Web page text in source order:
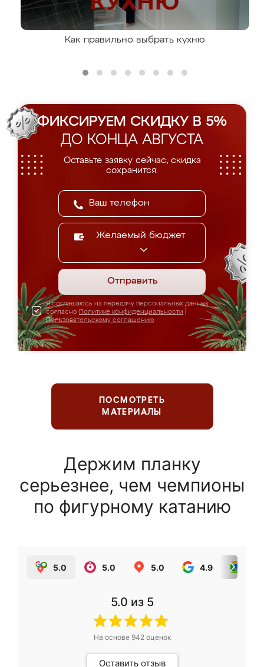
Как правильно выбрать кухню
ФИКСИРУЕМ СКИДКУ В 5%
ДО КОНЦА АВГУСТА
Оставьте заявку сейчас, скидка
сохранится.
Желаемый бюджет
Отправить
Я соглашаюсь на передачу персональных данных
согласно Политике конфиденциальности
Пользовательскому соглашению
ПОСМОТРЕТЬ
МАТЕРИАЛЫ
Держим планку
серьезнее, чем чемпионы
по фигурному катанию
5.0 5.0 5.0 4.9
5.0 из 5
На основе 942оценок
Оставить отзыв